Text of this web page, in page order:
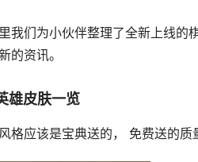
我们为小伙伴整理了全新上线的
的资讯。
雄皮肤一览
格应该是宝典送的， 免费送的质